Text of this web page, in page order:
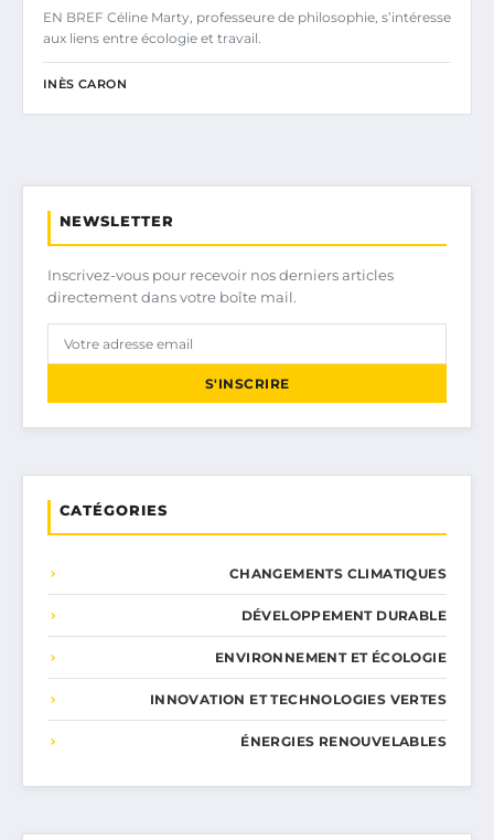
EN BREF Céline Marty, professeure de philosophie, s’intéresse
aux liens entre écologie et travail.
INÈS CARON
NEWSLETTER
Inscrivez-vous pour recevoir nos derniers articles
directement dans votre boîte mail.
S'INSCRIRE
CATÉGORIES
CHANGEMENTS CLIMATIQUES
DÉVELOPPEMENT DURABLE
ENVIRONNEMENT ET ÉCOLOGIE
INNOVATION ET TECHNOLOGIES VERTES
ÉNERGIES RENOUVELABLES